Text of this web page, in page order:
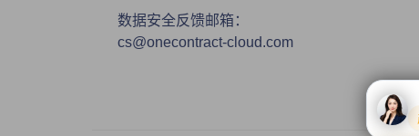
数据安全反馈邮箱：
cs@onecontract-cloud.com